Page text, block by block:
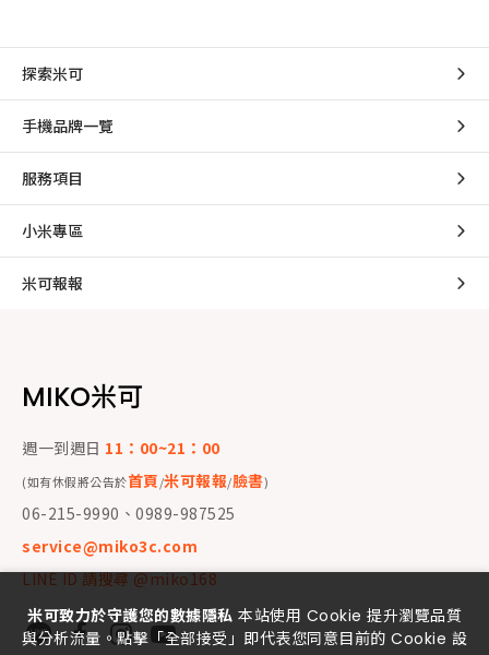
探索米可
手機品牌一覽
服務項目
小米專區
米可報報
MIKO米可
週一到週日 11：00~21：00
(如有休假將公告於首頁/米可報報/臉書)
06-215-9990、0989-987525
service@miko3c.com
LINE ID 請搜尋 @miko168
米可致力於守護您的數據隱私 本站使用 Cookie 提升瀏覽品質
與分析流量。點擊「全部接受」即代表您同意目前的 Cookie 設